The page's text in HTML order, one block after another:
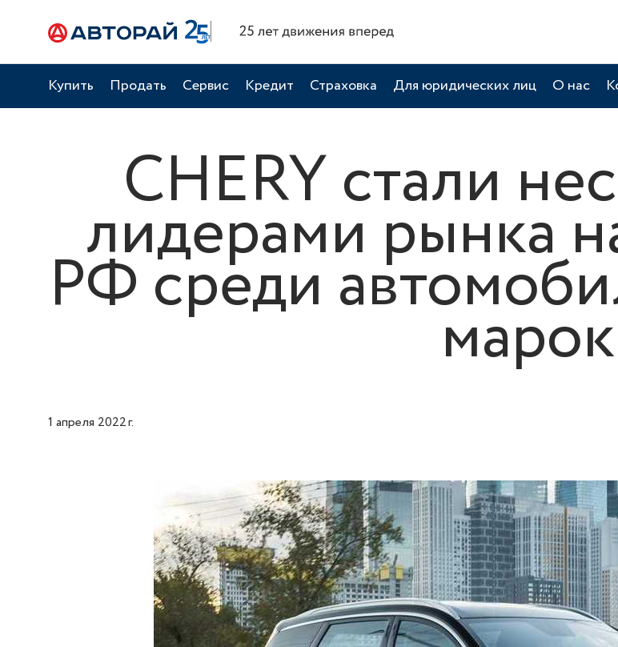
Купить Продать Сервис Кредит Страховка Для юридических лиц О нас
CHERY стали
лидерами рынка
РФ среди
1 апреля 2022 г.